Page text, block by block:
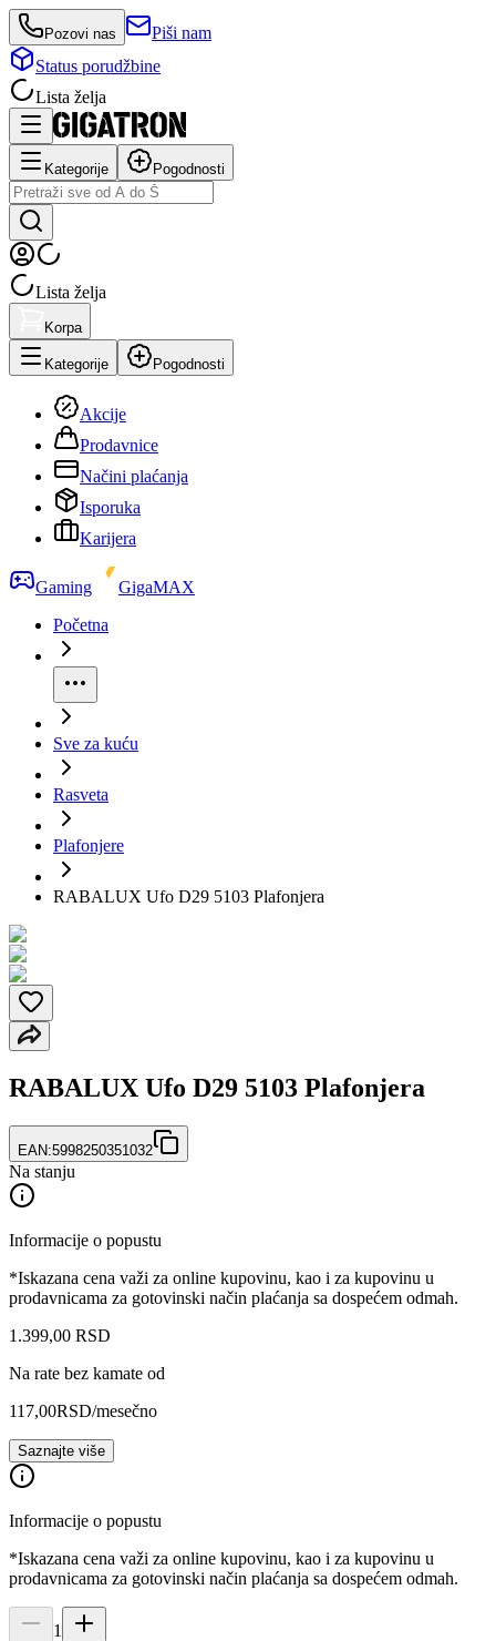
Pozovi nas
Piši nam
Status porudžbine
Lista želja
Kategorije Pogodnosti
Lista želja
Korpa
Kategorije Pogodnosti
Akcije
Prodavnice
Načini plaćanja
Isporuka
Karijera
Gaming
GigaMAX
Početna
Sve za kuću
Rasveta
Plafonjere
RABALUX Ufo D29 5103 Plafonjera
RABALUX Ufo D29 5103 Plafonjera
EAN:5998250351032
Na stanju
Informacije o popustu
*Iskazana cena važi za online kupovinu, kao i za kupovinu u
prodavnicama za gotovinski način plaćanja sa dospećem odmah.
1.399,00 RSD
Na rate bez kamate od
117,00RSD/mesečno
Saznajte više
Informacije o popustu
*Iskazana cena važi za online kupovinu, kao i za kupovinu u
prodavnicama za gotovinski način plaćanja sa dospećem odmah.
1